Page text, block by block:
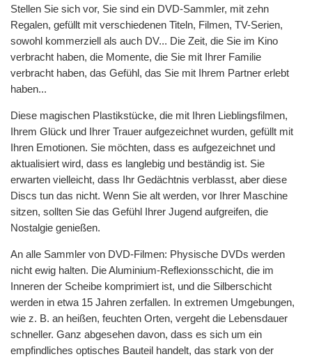
Stellen Sie sich vor, Sie sind ein DVD-Sammler, mit zehn
Regalen, gefüllt mit verschiedenen Titeln, Filmen, TV-Serien,
sowohl kommerziell als auch DV... Die Zeit, die Sie im Kino
verbracht haben, die Momente, die Sie mit Ihrer Familie
verbracht haben, das Gefühl, das Sie mit Ihrem Partner erlebt
haben...
Diese magischen Plastikstücke, die mit Ihren Lieblingsfilmen,
Ihrem Glück und Ihrer Trauer aufgezeichnet wurden, gefüllt mit
Ihren Emotionen. Sie möchten, dass es aufgezeichnet und
aktualisiert wird, dass es langlebig und beständig ist. Sie
erwarten vielleicht, dass Ihr Gedächtnis verblasst, aber diese
Discs tun das nicht. Wenn Sie alt werden, vor Ihrer Maschine
sitzen, sollten Sie das Gefühl Ihrer Jugend aufgreifen, die
Nostalgie genießen.
An alle Sammler von DVD-Filmen: Physische DVDs werden
nicht ewig halten. Die Aluminium-Reflexionsschicht, die im
Inneren der Scheibe komprimiert ist, und die Silberschicht
werden in etwa 15 Jahren zerfallen. In extremen Umgebungen,
wie z. B. an heißen, feuchten Orten, vergeht die Lebensdauer
schneller. Ganz abgesehen davon, dass es sich um ein
empfindliches optisches Bauteil handelt, das stark von der